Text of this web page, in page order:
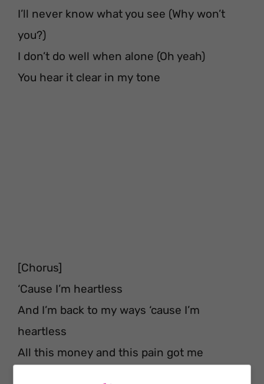
I’ll never know what you see (Why won’t
you?)
I don’t do well when alone (Oh yeah)
You hear it clear in my tone
[Chorus]
‘Cause I’m heartless
And I’m back to my ways ‘cause I’m
heartless
All this money and this pain got me